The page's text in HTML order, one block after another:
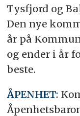
Tysfjord og
Den nye
år på
og ender i år
beste.
ÅPENHET: